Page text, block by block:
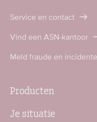
Service en contact
Vind een ASN-kantoor
Meld fraude en
Producten
Je situatie